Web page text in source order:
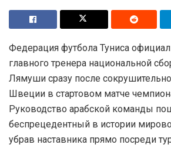
Федерация футбола Туниса
главного тренера национальной
Лямуши сразу после
Швеции в стартовом матче
Руководство арабской команды
беспрецедентный в истории
убрав наставника прямо посреди